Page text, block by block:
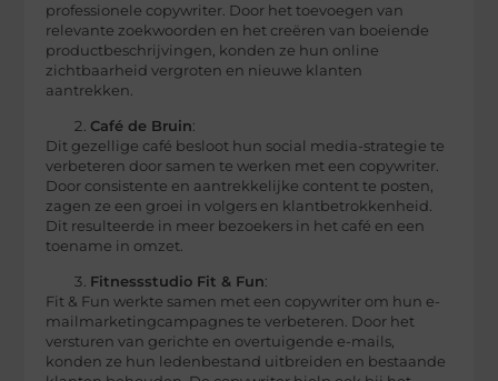
professionele copywriter. Door het toevoegen van
relevante zoekwoorden en het creëren van boeiende
productbeschrijvingen, konden ze hun online
zichtbaarheid vergroten en nieuwe klanten
aantrekken.
Café de Bruin:
Dit gezellige café besloot hun social media-strategie te
verbeteren door samen te werken met een copywriter.
Door consistente en aantrekkelijke content te posten,
zagen ze een groei in volgers en klantbetrokkenheid.
Dit resulteerde in meer bezoekers in het café en een
toename in omzet.
Fitnessstudio Fit & Fun:
Fit & Fun werkte samen met een copywriter om hun e-
mailmarketingcampagnes te verbeteren. Door het
versturen van gerichte en overtuigende e-mails,
konden ze hun ledenbestand uitbreiden en bestaande